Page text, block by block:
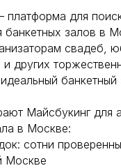
платформа для
банкетных залов в
свадеб,
других
банкетный
Майсбукинг для
в Москве:
сотни
Москве